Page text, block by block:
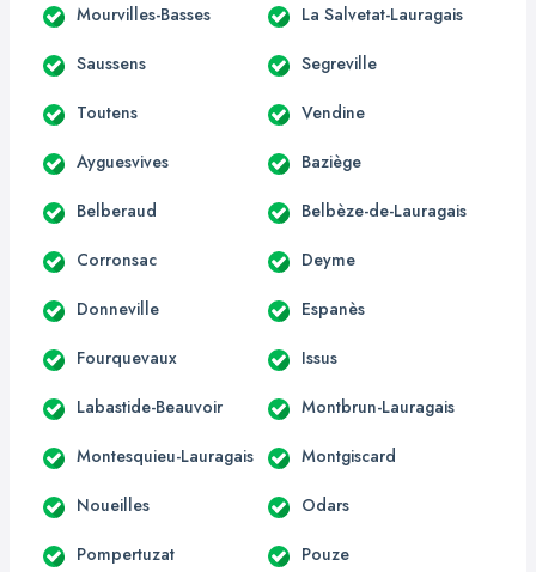
Mourvilles-Basses La Salvetat-Lauragais
Saussens Segreville
Toutens Vendine
Ayguesvives Baziège
Belberaud Belbèze-de-Lauragais
Corronsac Deyme
Donneville Espanès
Fourquevaux Issus
Labastide-Beauvoir Montbrun-Lauragais
Montesquieu-Lauragais Montgiscard
Noueilles Odars
Pompertuzat Pouze